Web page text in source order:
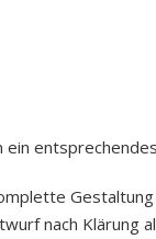
nach Klärung